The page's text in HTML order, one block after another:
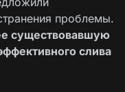
проблемы.
существовавшую
слива